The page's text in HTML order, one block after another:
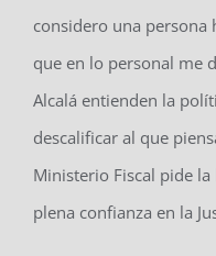
considero una
que en lo personal me
Alcalá entienden la
descalificar al que
Ministerio Fiscal pide
plena confianza en la